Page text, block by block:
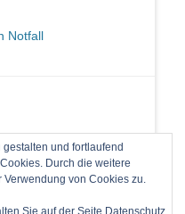
Notfall
und fortlaufend
Durch die weitere
Verwendung von Cookies zu.
Sie auf der Seite Datenschutz